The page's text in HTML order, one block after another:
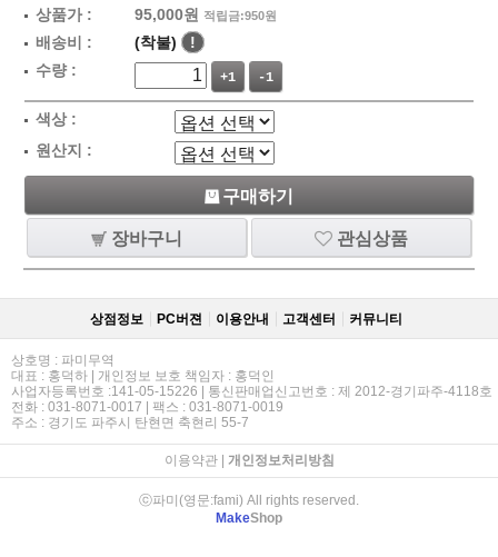
상품가 : 95,000원 적립금:950원
배송비 : (착불)
!
수량 :
+1 -1
색상 :
원산지 :
구매하기
장바구니 관심상품
상점정보 PC버젼 이용안내 고객센터 커뮤니티
상호명 : 파미무역
대표 : 홍덕하 | 개인정보 보호 책임자 : 홍덕인
사업자등록번호 :141-05-15226 | 통신판매업신고번호 : 제 2012-경기파주-4118호
전화 : 031-8071-0017 | 팩스 : 031-8071-0019
주소 : 경기도 파주시 탄현면 축현리 55-7
이용약관| 개인정보처리방침
ⓒ파미(영문:fami) All rights reserved.
MakeShop